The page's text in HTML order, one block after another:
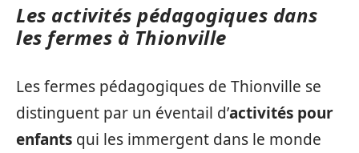
Les activités pédagogiques dans
les fermes à Thionville
Les fermes pédagogiques de Thionville se
distinguent par un éventail d’activités pour
enfants qui les immergent dans le monde